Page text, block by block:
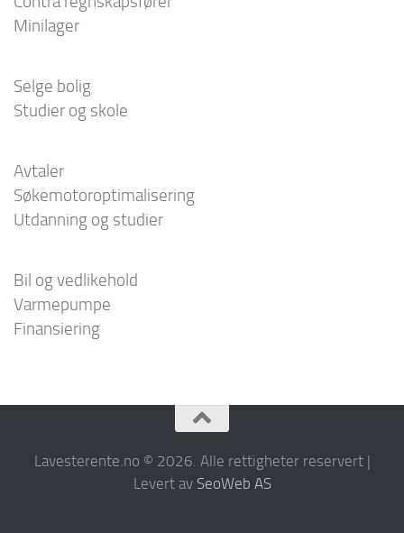
Minilager
Selge bolig
Studier og skole
Avtaler
Søkemotoroptimalisering
Utdanning og studier
Bil og vedlikehold
Varmepumpe
Finansiering
Lavesterente.no © 2026. Alle rettigheter reservert |
Levert av SeoWeb AS